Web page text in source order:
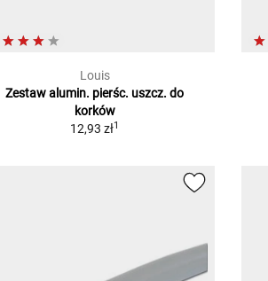
Louis
Zestaw alumin. pierśc. uszcz. do
korków
12,93 zł1